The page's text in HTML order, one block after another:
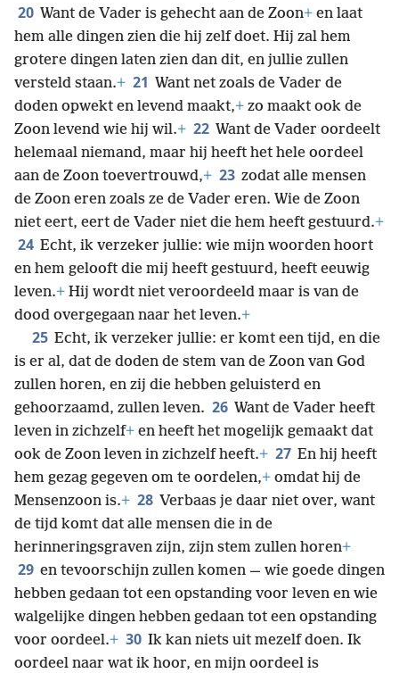
20 Want de Vader is gehecht aan de Zoon+ en laat
hem alle dingen zien die hij zelf doet. Hij zal hem
grotere dingen laten zien dan dit, en jullie zullen
versteld staan.+ 21 Want net zoals de Vader de
doden opwekt en levend maakt,+ zo maakt ook de
Zoon levend wie hij wil.+ 22 Want de Vader oordeelt
helemaal niemand, maar hij heeft het hele oordeel
aan de Zoon toevertrouwd,+ 23 zodat alle mensen
de Zoon eren zoals ze de Vader eren. Wie de Zoon
niet eert, eert de Vader niet die hem heeft gestuurd.+
24 Echt, ik verzeker jullie: wie mijn woorden hoort
en hem gelooft die mij heeft gestuurd, heeft eeuwig
leven.+ Hij wordt niet veroordeeld maar is van de
dood overgegaan naar het leven.+
25 Echt, ik verzeker jullie: er komt een tijd, en die
is er al, dat de doden de stem van de Zoon van God
zullen horen, en zij die hebben geluisterd en
gehoorzaamd, zullen leven. 26 Want de Vader heeft
leven in zichzelf+ en heeft het mogelijk gemaakt dat
ook de Zoon leven in zichzelf heeft.+ 27 En hij heeft
hem gezag gegeven om te oordelen,+ omdat hij de
Mensenzoon is.+ 28 Verbaas je daar niet over, want
de tijd komt dat alle mensen die in de
herinneringsgraven zijn, zijn stem zullen horen+
29 en tevoorschijn zullen komen — wie goede dingen
hebben gedaan tot een opstanding voor leven en wie
walgelijke dingen hebben gedaan tot een opstanding
voor oordeel.+ 30 Ik kan niets uit mezelf doen. Ik
oordeel naar wat ik hoor, en mijn oordeel is